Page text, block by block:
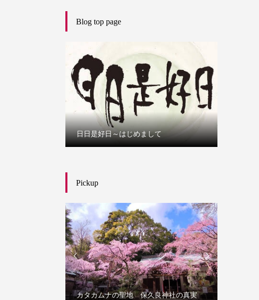
Blog top page
日日是好日～はじめまして
Pickup

カタカムナの聖地 保久良神社の真実
